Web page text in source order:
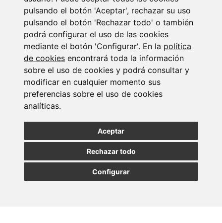
pulsando el botón 'Aceptar', rechazar su uso
pulsando el botón 'Rechazar todo' o también
podrá configurar el uso de las cookies
mediante el botón 'Configurar'. En la política
de cookies encontrará toda la información
sobre el uso de cookies y podrá consultar y
modificar en cualquier momento sus
preferencias sobre el uso de cookies
analíticas.
Aceptar
Rechazar todo
Configurar
Suscribirse a la
newsletter
Entérate de nuestras últimas noticias
SUSCRIBIRSE